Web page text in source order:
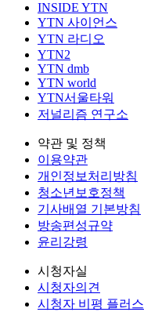
INSIDE YTN
YTN 사이언스
YTN 라디오
YTN2
YTN dmb
YTN world
YTN서울타워
저널리즘 연구소
약관 및 정책
이용약관
개인정보처리방침
청소년보호정책
기사배열 기본방침
방송편성규약
윤리강령
시청자실
시청자의견
시청자 비평 플러스